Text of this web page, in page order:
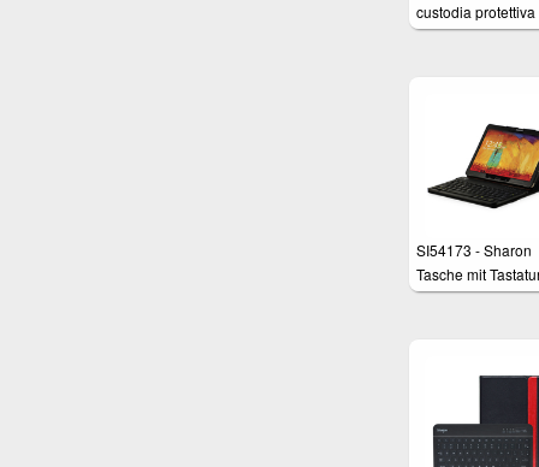
custodia protettiva
Samsung Galaxy
estremamente
rimovibile - Layout
QWERTZ Tedesco
SI54173 - Sharon
Tasche mit
Galaxy Note 10.1